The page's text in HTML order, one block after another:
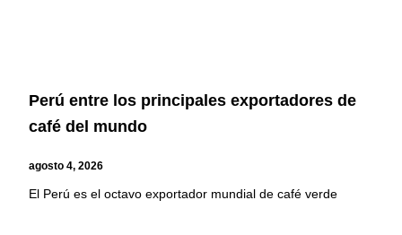
Perú entre los principales exportadores de
café del mundo
agosto 4, 2026
El Perú es el octavo exportador mundial de café verde